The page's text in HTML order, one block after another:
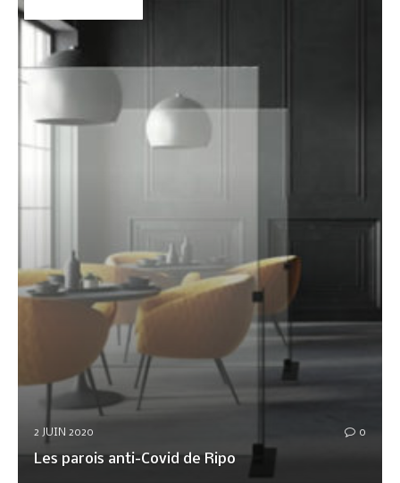
2 JUIN 2020 0
Les parois anti-Covid de Ripo